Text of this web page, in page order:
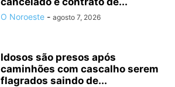
O Noroeste - agosto 7, 2026
Idosos são presos após
caminhões com cascalho serem
flagrados saindo de...